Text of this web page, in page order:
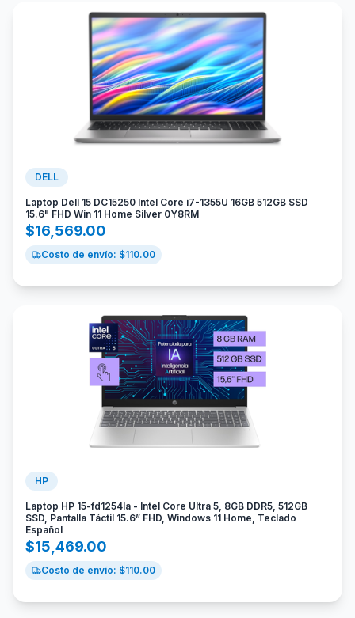
DELL
Laptop Dell 15 DC15250 Intel Core i7-1355U 16GB 512GB SSD
15.6" FHD Win 11 Home Silver 0Y8RM
$16,569.00
Costo de envío: $110.00
HP
Laptop HP 15-fd1254la - Intel Core Ultra 5, 8GB DDR5, 512GB
SSD, Pantalla Táctil 15.6” FHD, Windows 11 Home, Teclado
Español
$15,469.00
Costo de envío: $110.00